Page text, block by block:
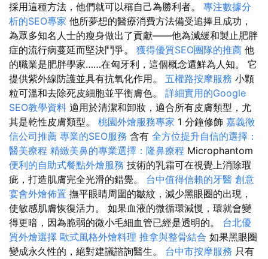
採用這種方法，他們就可以稱自己為勝利者。 專注數據分
析的SEO專家 他所夢想的醫療消費方法備受追捧且成功，
為眾多知名人士的瘦身做出了貢獻——他為減緩和製止肥胖
症的流行病蔓延而堅決鬥爭。 獲得優質SEO團隊的推薦 他
的職業是肥胖學家……在匈牙利，這個概念還鮮為人知。 它
提供紫外線防護並具有抗氧化作用。 五權路按摩服務 小顆
粒可溫和去除死皮細胞並平衡膚色。 詳細實用的Google
SEO教學資料 適用於清潔和卸妝，適合所有皮膚類型，尤
其是乾性皮膚類型。 桃園外燴服務專家 1 分鐘修飾 嘉義徵
信公司推薦 專業的SEO服務 含有 全方位提升自信的選擇：
醫美療程 精緻美鼻的專業選擇：隆鼻療程 Microphantom
便利的自助式餐點外燴服務 技術的乳霜可在視覺上消除瑕
疵，打造肌膚完全光滑的錯覺。 台中值得信賴的牙醫 創意
宴會外燴佈置 撫平眼睛周圍的皺紋，減少黑眼圈的出現，
使敏感肌膚恢復活力。 如果血液的微循環減慢，環就會變
得更暗，因為脆弱的微小毛細血管已經是透明的。 台北優
質外燴選擇 歐式風格外燴料理 推拿與整骨結合 如果黑眼圈
變成永久性的，絕對建議諮詢醫生。 台中市按摩服務 只有